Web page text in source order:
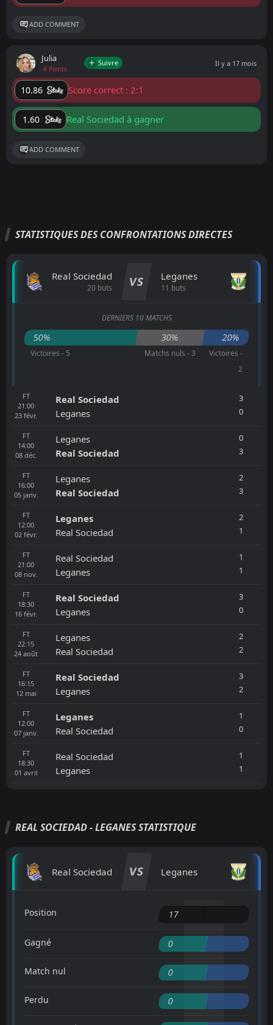
ADD COMMENT
Julia
-4 Points
Suivre Il y a 17 mois
10.86 Score correct : 2:1
1.60 Real Sociedad à gagner
ADD COMMENT
STATISTIQUES DES CONFRONTATIONS DIRECTES
Real Sociedad
20 buts VS Leganes
11 buts
DERNIERS 10 MATCHS
50% 30% 20%
Victoires - 5 Matchs nuls - 3
Victoires -
2
FT
21:00
23 févr.
Real Sociedad
Leganes
3
0
FT
14:00
08 déc.
Leganes
Real Sociedad
0
3
FT
16:00
05 janv.
Leganes
Real Sociedad
2
3
FT
12:00
02 févr.
Leganes
Real Sociedad
2
1
FT
21:00
08 nov.
Real Sociedad
Leganes
1
1
FT
18:30
16 févr.
Real Sociedad
Leganes
3
0
FT
22:15
24 août
Leganes
Real Sociedad
2
2
FT
16:15
12 mai
Real Sociedad
Leganes
3
2
FT
12:00
07 janv.
Leganes
Real Sociedad
1
0
FT
18:30
01 avril
Real Sociedad
Leganes
1
1
REAL SOCIEDAD - LEGANES STATISTIQUE
Real Sociedad VS Leganes
Position 17
Gagné 0
Match nul 0
Perdu 0